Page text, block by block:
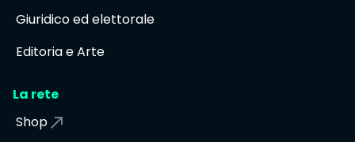
Giuridico ed elettorale
Editoria e Arte
La rete
Shop